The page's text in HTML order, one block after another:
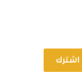
اشترك